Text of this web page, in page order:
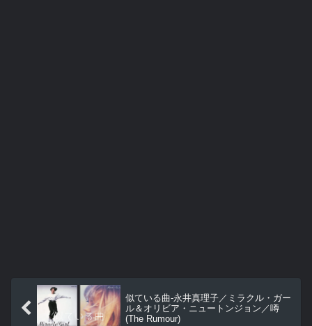
似ている曲-永井真理子／ミラクル・ガー
ル＆オリビア・ニュートンジョン／噂
(The Rumour)